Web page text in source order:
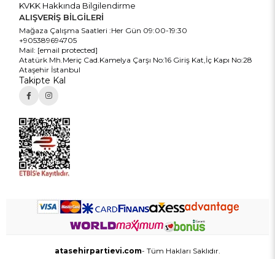
KVKK Hakkında Bilgilendirme
ALIŞVERİŞ BİLGİLERİ
Mağaza Çalışma Saatleri :Her Gün 09:00-19:30
+905389694705
Mail: [email protected]
Atatürk Mh.Meriç Cad.Kamelya Çarşı No:16 Giriş Kat,İç Kapı No:28
Ataşehir İstanbul
Takipte Kal
atasehirpartievi.com- Tüm Hakları Saklıdır.